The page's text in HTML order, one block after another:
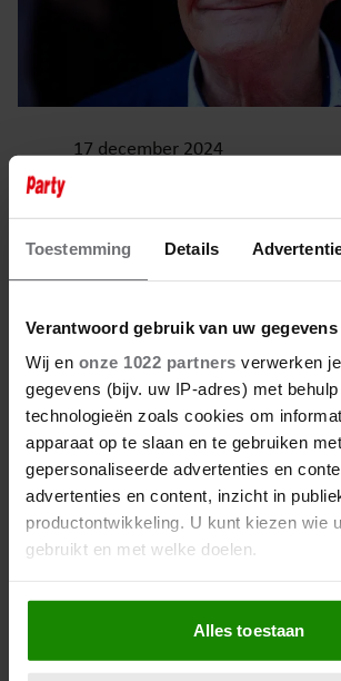
Toestemming Details
Verantwoord gebruik van uw gegevens
Wij en onze 1022 partners verwerken
gegevens (bijv. uw IP-adres) met
technologieën zoals cookies om
apparaat op te slaan en te gebruiken
gepersonaliseerde advertenties en
advertenties en content, inzicht in
productontwikkeling. U kunt kiezen wie
gebruikt en met welke doelen.
Als u het toestaat, willen we ook graag:
Informatie verzamelen over uw
locatie, die tot een paar meter
Alles toestaan
17 december 2024
WAAROM JOHNNY
KRAAIJKAMP EEN
VRIJGEZEL IS…